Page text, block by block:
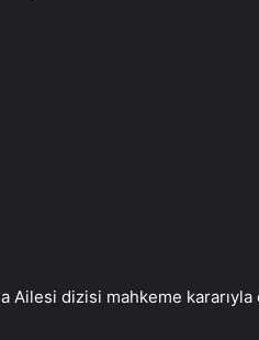
Ailesi dizisi mahkeme